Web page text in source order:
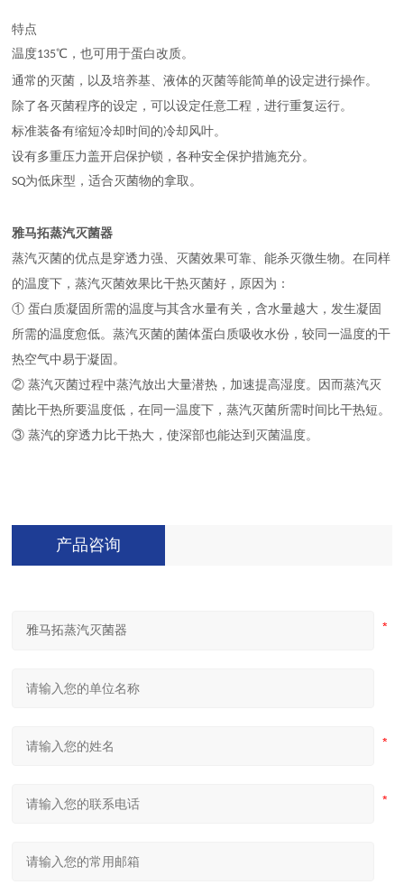
特点
温度135℃，也可用于蛋白改质。
通常的灭菌，以及培养基、液体的灭菌等能简单的设定进行操作。
除了各灭菌程序的设定，可以设定任意工程，进行重复运行。
标准装备有缩短冷却时间的冷却风叶。
设有多重压力盖开启保护锁，各种安全保护措施充分。
SQ为低床型，适合灭菌物的拿取。
雅马拓蒸汽灭菌器
蒸汽灭菌的优点是穿透力强、灭菌效果可靠、能杀灭微生物。在同样
的温度下，蒸汽灭菌效果比干热灭菌好，原因为：
① 蛋白质凝固所需的温度与其含水量有关，含水量越大，发生凝固
所需的温度愈低。蒸汽灭菌的菌体蛋白质吸收水份，较同一温度的干
热空气中易于凝固。
② 蒸汽灭菌过程中蒸汽放出大量潜热，加速提高湿度。因而蒸汽灭
菌比干热所要温度低，在同一温度下，蒸汽灭菌所需时间比干热短。
③ 蒸汽的穿透力比干热大，使深部也能达到灭菌温度。
产品咨询